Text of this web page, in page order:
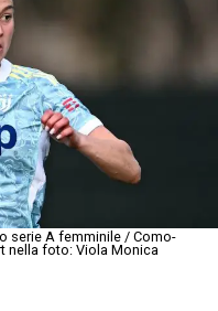
serie A femminile / Como-
nella foto: Viola Monica